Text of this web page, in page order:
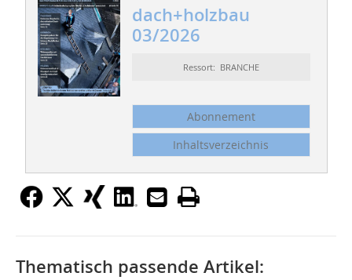
dach+holzbau
03/2026
Ressort: BRANCHE
Abonnement
Inhaltsverzeichnis
Thematisch passende Artikel: